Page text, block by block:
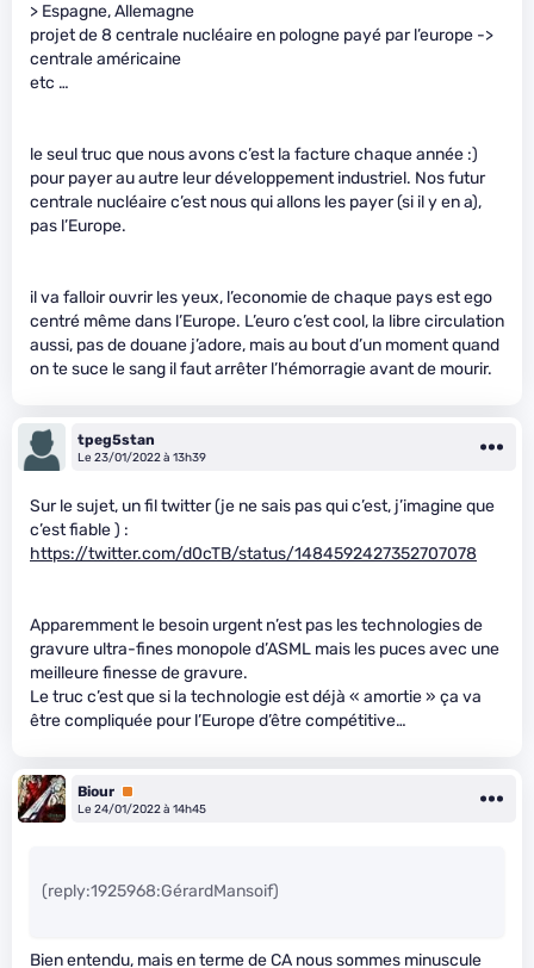
> Espagne, Allemagne
projet de 8 centrale nucléaire en pologne payé par l’europe ->
centrale américaine
etc …
le seul truc que nous avons c’est la facture chaque année :)
pour payer au autre leur développement industriel. Nos futur
centrale nucléaire c’est nous qui allons les payer (si il y en a),
pas l’Europe.
il va falloir ouvrir les yeux, l’economie de chaque pays est ego
centré même dans l’Europe. L’euro c’est cool, la libre circulation
aussi, pas de douane j’adore, mais au bout d’un moment quand
on te suce le sang il faut arrêter l’hémorragie avant de mourir.
tpeg5stan
Le 23/01/2022 à 13h39
Sur le sujet, un fil twitter (je ne sais pas qui c’est, j’imagine que
c’est fiable ) :
https://twitter.com/d0cTB/status/1484592427352707078
Apparemment le besoin urgent n’est pas les technologies de
gravure ultra-fines monopole d’ASML mais les puces avec une
meilleure finesse de gravure.
Le truc c’est que si la technologie est déjà « amortie » ça va
être compliquée pour l’Europe d’être compétitive…
Biour Premium
Le 24/01/2022 à 14h45
(reply:1925968:GérardMansoif)
Bien entendu, mais en terme de CA nous sommes minuscule